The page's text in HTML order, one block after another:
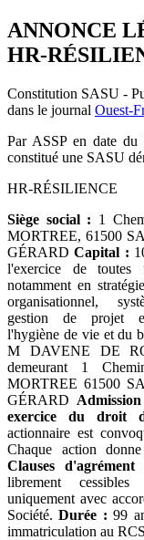
ANNONCE
HR-
Constitution SASU -
dans le journal Ouest-
Par ASSP en date
constitué une SASU
HR-RÉSILIENCE
Siège social : 1
MORTREE, 61500
GÉRARDCapital :
l'exercice de toutes
notamment en
organisationnel,
gestion de projet
l'hygiène de vie et du
M DAVENE DE
demeurant 1
MORTREE 61500
GÉRARD
exercice du droit
actionnaire est
Chaque action
Clauses d'agrément
librement cessibles
uniquement avec
Société.Durée : 99
immatriculation au